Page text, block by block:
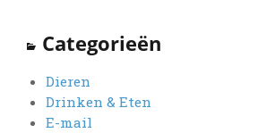
Categorieën
Dieren
Drinken & Eten
E-mail